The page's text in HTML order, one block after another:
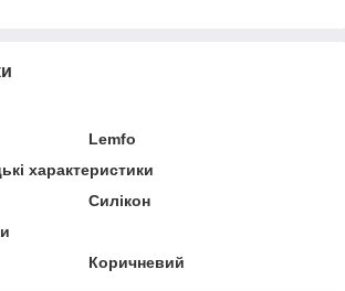
Lemfo
характеристики
Силікон
Коричневий